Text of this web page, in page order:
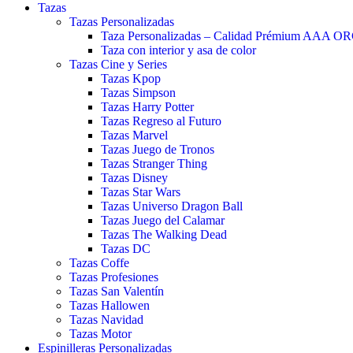
Tazas
Tazas Personalizadas
Taza Personalizadas – Calidad Prémium AAA
Taza con interior y asa de color
Tazas Cine y Series
Tazas Kpop
Tazas Simpson
Tazas Harry Potter
Tazas Regreso al Futuro
Tazas Marvel
Tazas Juego de Tronos
Tazas Stranger Thing
Tazas Disney
Tazas Star Wars
Tazas Universo Dragon Ball
Tazas Juego del Calamar
Tazas The Walking Dead
Tazas DC
Tazas Coffe
Tazas Profesiones
Tazas San Valentín
Tazas Hallowen
Tazas Navidad
Tazas Motor
Espinilleras Personalizadas